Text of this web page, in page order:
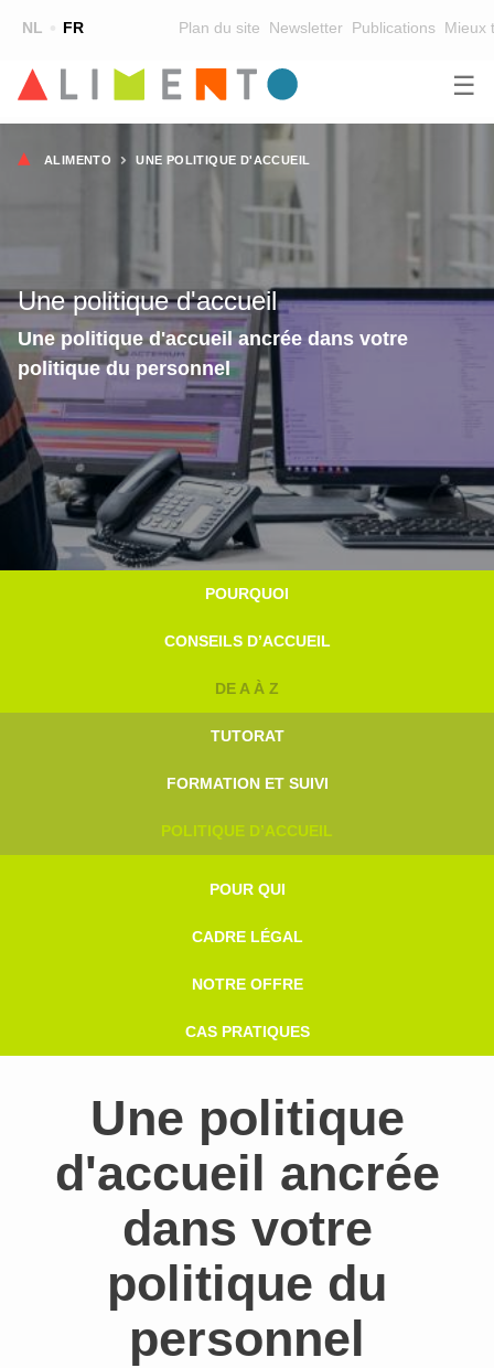
NL FR Plan du site Newsletter Publications Mieux
☰
Main
navigation
CONTACT
CHERCHER UNE FORMATION
Fil
ALIMENTO UNE POLITIQUE D'ACCUEIL
Une politique d'accueil
Une politique d'accueil ancrée dans votre
politique du personnel
POURQUOI
CONSEILS D’ACCUEIL
DE A À Z
TUTORAT
FORMATION ET SUIVI
POLITIQUE D’ACCUEIL
POUR QUI
CADRE LÉGAL
NOTRE OFFRE
CAS PRATIQUES
Une politique
d'accueil ancrée
dans votre
politique du
personnel